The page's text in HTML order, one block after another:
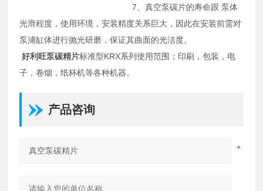
7、真空泵碳片的寿命跟 泵体
光滑程度，使用环境，安装精度关系巨大，因此在安装前需对
泵浦缸体进行抛光研磨，保证其曲面的光洁度。
好利旺泵碳精片标准型KRX系列使用范围；印刷，包装，电
子，卷烟，纸杯机等各种机器。
产品咨询